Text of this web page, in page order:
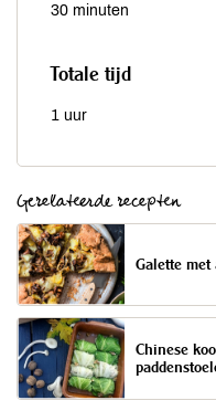
30 minuten
Totale tijd
1 uur
Gerelateerde recepten
Galette met
Chinese